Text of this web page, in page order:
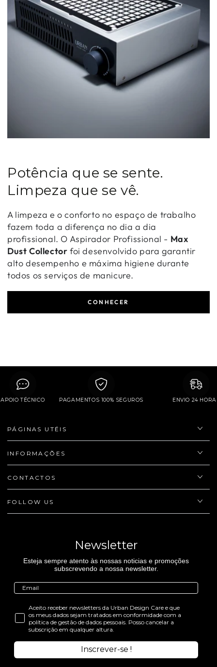
Potência que se sente.
Limpeza que se vê.
A limpeza e o conforto no espaço de trabalho
fazem toda a diferença no dia a dia
profissional. O Aspirador Profissional - Max
Dust Collector foi desenvolvido para garantir
alto desempenho e máxima higiene durante
todos os serviços de manicure.
CONHECER
APOIO TÉCNICO PAGAMENTOS 100% SEGUROS ENVIO 24
PÁGINAS UTÉIS
INFORMAÇÕES
CONTACTOS
FOLLOW US
Newsletter
Esteja sempre atento às nossas noticias e promoções
subscrevendo a nossa newsletter.
Aceito receber newsletters da Urban Design Care e que
os meus dados sejam tratados em conformidade com a
política de gestão de dados pessoais. Posso cancelar a
subscrição em qualquer altura.
Inscrever-se !